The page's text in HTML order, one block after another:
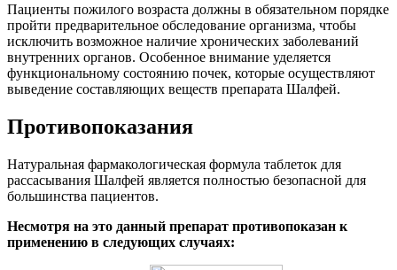
Пациенты пожилого возраста должны в обязательном порядке
пройти предварительное обследование организма, чтобы
исключить возможное наличие хронических заболеваний
внутренних органов. Особенное внимание уделяется
функциональному состоянию почек, которые осуществляют
выведение составляющих веществ препарата Шалфей.
Противопоказания
Натуральная фармакологическая формула таблеток для
рассасывания Шалфей является полностью безопасной для
большинства пациентов.
Несмотря на это данный препарат противопоказан к
применению в следующих случаях: